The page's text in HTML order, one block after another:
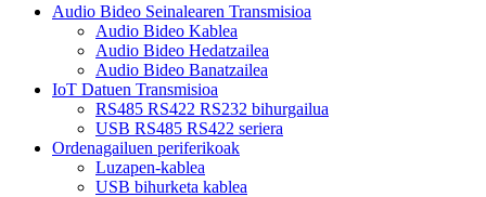
Audio Bideo Seinalearen Transmisioa
Audio Bideo Kablea
Audio Bideo Hedatzailea
Audio Bideo Banatzailea
IoT Datuen Transmisioa
RS485 RS422 RS232 bihurgailua
USB RS485 RS422 seriera
Ordenagailuen periferikoak
Luzapen-kablea
USB bihurketa kablea